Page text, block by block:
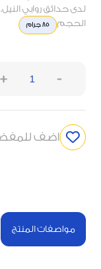
لدى حدائق روابي النيل.
الحجم
85 جرام
-
+
اضف
مواصفات المنتج